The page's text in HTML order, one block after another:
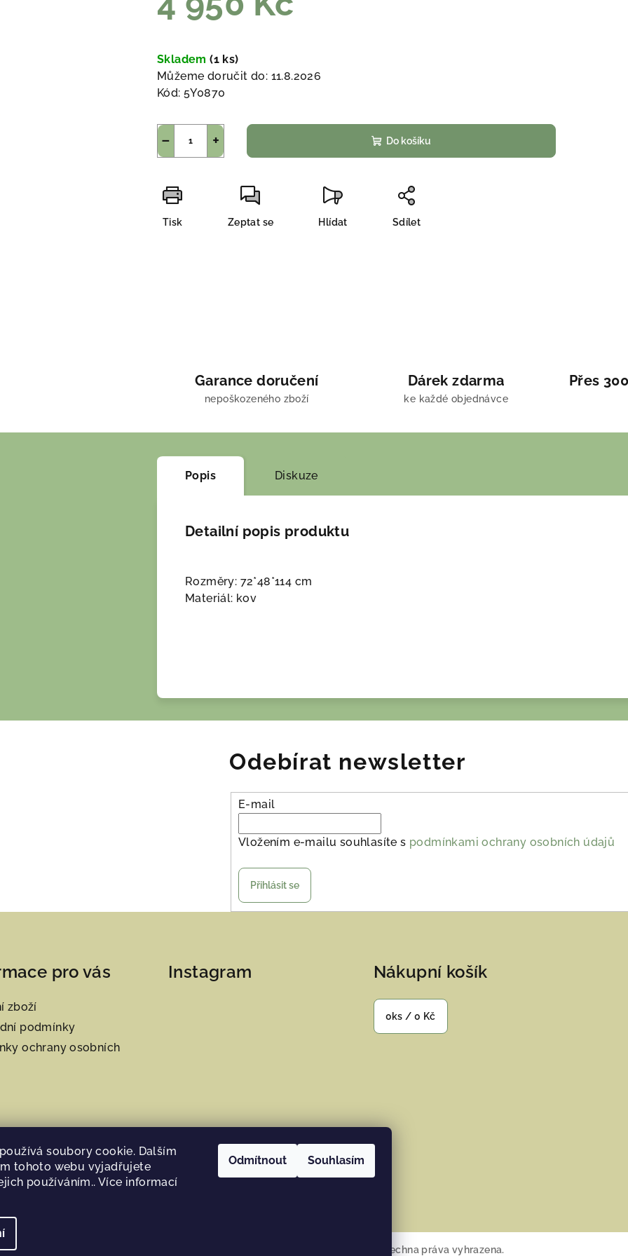
soubory cookie. Dalším
tohoto webu vyjadřujete
používáním.. Více informací
Odmítnout Souhlasím
cena:
Skladem(1 ks)
Můžeme doručit do: 11.8.2026
Kód: 5Y0870
+
− Do košíku
Tisk Zeptat se Hlídat Sdílet
Garance doručení
nepoškozeného zboží
Dárek zdarma
ke každé objednávce
Přes
Popis Diskuze
Detailní popis produktu
Rozměry: 72*48*114 cm
Materiál: kov
Odebírat newsletter
E-mail
Vložením e-mailu souhlasíte s podmínkami ochrany osobních údajů
Přihlásit se
pro vás
zboží
podmínky
ochrany osobních
Instagram Nákupní košík
0ks / 0 Kč
. Všechna práva vyhrazena.